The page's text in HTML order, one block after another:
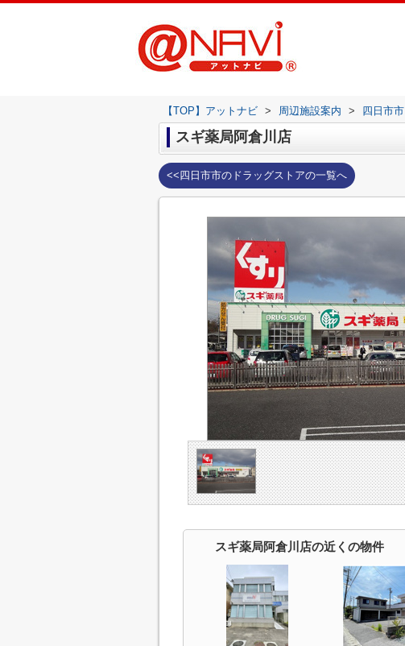
【TOP】アットナビ > 周辺施設案内 > 四日市市
スギ薬局阿倉川店
<<四日市市のドラッグストアの一覧へ
スギ薬局阿倉川店の近くの物件